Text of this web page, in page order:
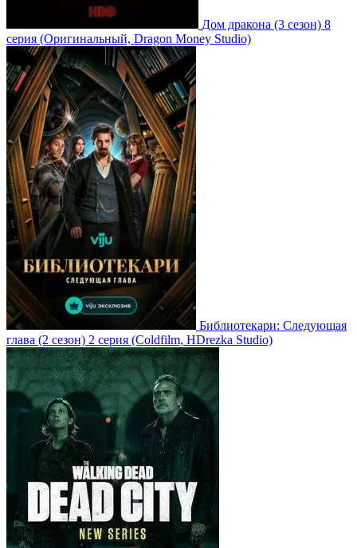
Дом дракона (3 сезон) 8
серия (Оригинальный, Dragon Money Studio)
Библиотекари: Следующая
глава (2 сезон) 2 серия (Coldfilm, HDrezka Studio)